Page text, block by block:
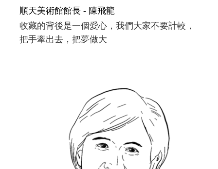
順天美術館館長 - 陳飛龍
收藏的背後是一個愛心，我們大家不要計較，
把手牽出去，把夢做大